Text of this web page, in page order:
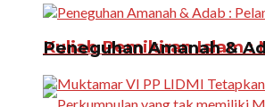
Kuliah Pemikiran Islam :
Peneguhan Amanah &